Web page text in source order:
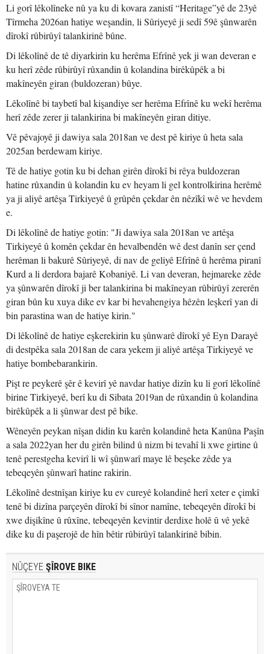
Li gorî lêkolîneke nû ya ku di kovara zanistî “Heritage”yê de 23yê
Tîrmeha 2026an hatiye weşandin, li Sûriyeyê ji sedî 59ê şûnwarên
dîrokî rûbirûyî talankirinê bûne.
Di lêkolînê de tê diyarkirin ku herêma Efrînê yek ji wan deveran e
ku herî zêde rûbirûyî rûxandin û kolandina birêkûpêk a bi
makîneyên giran (buldozeran) bûye.
Lêkolînê bi taybetî bal kişandiye ser herêma Efrînê ku wekî herêma
herî zêde zerer ji talankirina bi makîneyên giran ditiye.
Vê pêvajoyê ji dawiya sala 2018an ve dest pê kiriye û heta sala
2025an berdewam kiriye.
Tê de hatiye gotin ku bi dehan girên dîrokî bi rêya buldozeran
hatine rûxandin û kolandin ku ev heyam li gel kontrolkirina herêmê
ya ji aliyê artêşa Tirkiyeyê û grûpên çekdar ên nêzîkî wê ve hevdem
e.
Di lêkolînê de hatiye gotin: "Ji dawiya sala 2018an ve artêşa
Tirkiyeyê û komên çekdar ên hevalbendên wê dest danîn ser çend
herêman li bakurê Sûriyeyê, di nav de geliyê Efrînê û herêma piranî
Kurd a li derdora bajarê Kobaniyê. Li van deveran, hejmareke zêde
ya şûnwarên dîrokî ji ber talankirina bi makîneyan rûbirûyî zererên
giran bûn ku xuya dike ev kar bi hevahengiya hêzên leşkerî yan di
bin parastina wan de hatiye kirin."
Di lêkolînê de hatiye eşkerekirin ku şûnwarê dîrokî yê Eyn Darayê
di destpêka sala 2018an de cara yekem ji aliyê artêşa Tirkiyeyê ve
hatiye bombebarankirin.
Pişt re peykerê şêr ê kevirî yê navdar hatiye dizîn ku li gorî lêkolînê
birine Tirkiyeyê, berî ku di Sibata 2019an de rûxandin û kolandina
birêkûpêk a li şûnwar dest pê bike.
Wêneyên peykan nîşan didin ku karên kolandinê heta Kanûna Paşîn
a sala 2022yan her du girên bilind û nizm bi tevahî li xwe girtine û
tenê perestgeha kevirî li wî şûnwarî maye lê beşeke zêde ya
tebeqeyên şûnwarî hatine rakirin.
Lêkolînê destnîşan kiriye ku ev cureyê kolandinê herî xeter e çimkî
tenê bi dizîna parçeyên dîrokî bi sînor namîne, tebeqeyên dîrokî bi
xwe dişikîne û rûxîne, tebeqeyên kevintir derdixe holê û vê yekê
dike ku di paşerojê de hîn bêtir rûbirûyî talankirinê bibin.
NÛÇEYE ŞÎROVE BIKE